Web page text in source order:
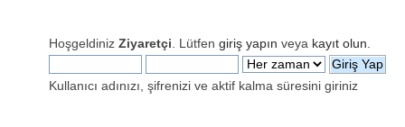
Hoşgeldiniz Ziyaretçi . Lütfen giriş yapın veya kayıt olun
Kullanıcı adınızı, şifrenizi ve aktif kalma süresini giriniz